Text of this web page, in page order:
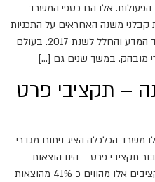
אלו הם כספי המשרד
קבלני משנה האחראים על התכניות
השונות. הפעם נסתכל על תקציב משרד המדע והחלל לשנת 2017. בעולם
מובהק. במשך שנים גם […]
– תקציבי פרט
משרד הכלכלה הציג ניתוח מגדרי
תקציבי פרט – הינו הוצאות
המשרד המופנות לסיוע ליחידים/ות. תקציבים אלו מהווים כ-41% מהוצאות